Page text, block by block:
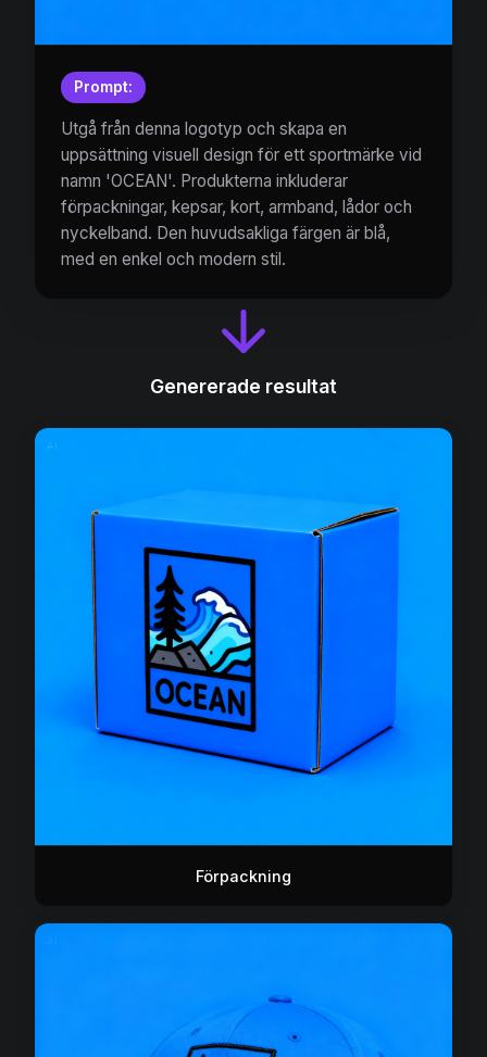
Prompt:
Utgå från denna logotyp och skapa en
uppsättning visuell design för ett sportmärke vid
namn 'OCEAN'. Produkterna inkluderar
förpackningar, kepsar, kort, armband, lådor och
nyckelband. Den huvudsakliga färgen är blå,
med en enkel och modern stil.
Genererade resultat
Förpackning